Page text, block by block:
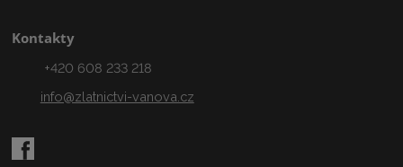
Kontakty
+420 608 233 218
info@zlatnictvi-vanova.cz